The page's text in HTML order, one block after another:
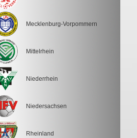
Mecklenburg-Vorpommern
Mittelrhein
Niederrhein
Niedersachsen
Rheinland